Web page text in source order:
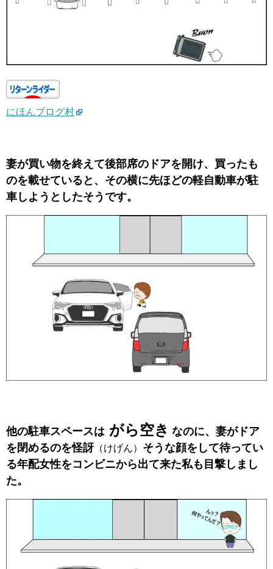
にほんブログ村
妻が買い物を終えて後部席のドアを開け、買ったも
のを載せていると、その横に先ほどの軽自動車が駐
車しようとしたそうです。
他の駐車スペースは がら空き なのに、妻がドア
を閉めるのを怪訝 （けげん） そうな顔をして待ってい
る年配女性をコンビニから出て来た私も目撃しまし
た。